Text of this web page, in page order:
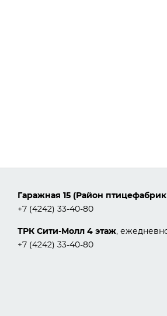
Гаражная 15 (Район
+7 (4242) 33-40-80
ТРК Сити-Молл 4 этаж,
+7 (4242) 33-40-80